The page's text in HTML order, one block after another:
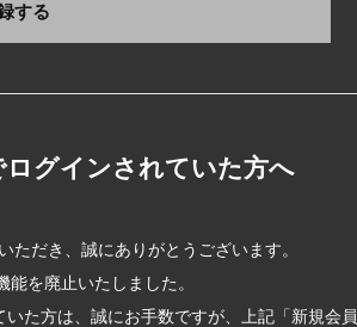
する
グインされていた方へ
だき、誠にありがとうございます。
を廃止いたしました。
た方は、誠にお手数ですが、上記「新規会員